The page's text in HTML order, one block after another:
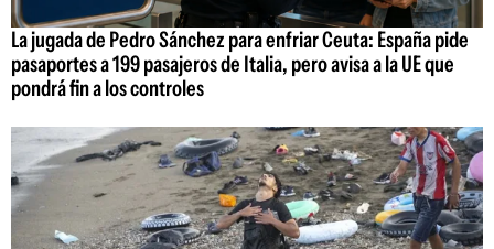
La jugada de Pedro Sánchez para enfriar Ceuta: España pide
pasaportes a 199 pasajeros de Italia, pero avisa a la UE que
pondrá fin a los controles